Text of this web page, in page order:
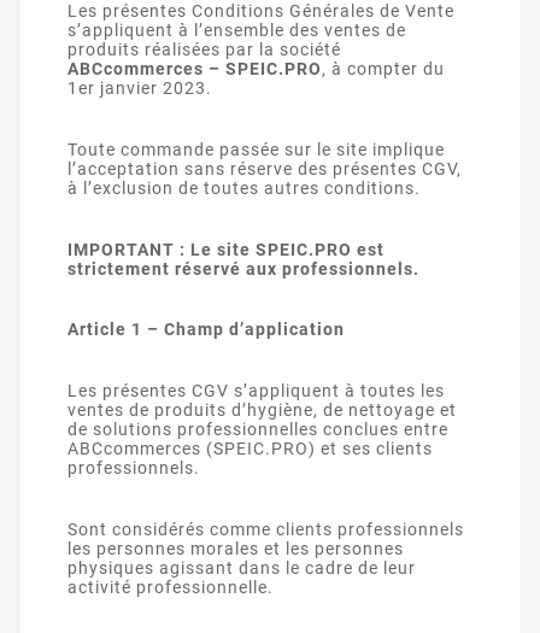
Les présentes Conditions Générales de Vente
s’appliquent à l’ensemble des ventes de
produits réalisées par la société
ABCcommerces – SPEIC.PRO, à compter du
1er janvier 2023.
Toute commande passée sur le site implique
l’acceptation sans réserve des présentes CGV,
à l’exclusion de toutes autres conditions.
IMPORTANT : Le site SPEIC.PRO est
strictement réservé aux professionnels.
Article 1 – Champ d’application
Les présentes CGV s’appliquent à toutes les
ventes de produits d’hygiène, de nettoyage et
de solutions professionnelles conclues entre
ABCcommerces (SPEIC.PRO) et ses clients
professionnels.
Sont considérés comme clients professionnels
les personnes morales et les personnes
physiques agissant dans le cadre de leur
activité professionnelle.